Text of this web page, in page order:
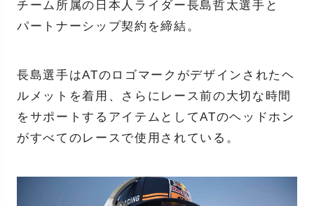
チーム所属の日本人ライダー長島哲太選手と
パートナーシップ契約を締結。
長島選手はATのロゴマークがデザインされたヘ
ルメットを着用、さらにレース前の大切な時間
をサポートするアイテムとしてATのヘッドホン
がすべてのレースで使用されている。